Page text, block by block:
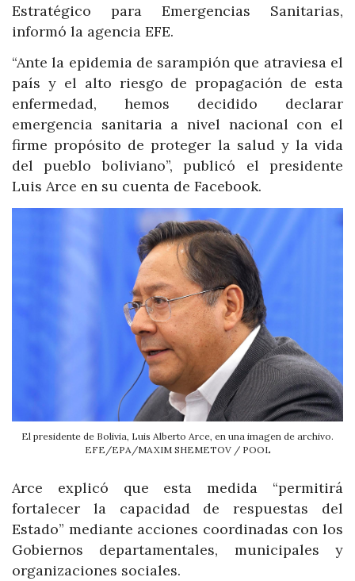
Estratégico para Emergencias Sanitarias,
informó la agencia EFE.
“Ante la epidemia de sarampión que atraviesa el
país y el alto riesgo de propagación de esta
enfermedad, hemos decidido declarar
emergencia sanitaria a nivel nacional con el
firme propósito de proteger la salud y la vida
del pueblo boliviano”, publicó el presidente
Luis Arce en su cuenta de Facebook.
El presidente de Bolivia, Luis Alberto Arce, en una imagen de archivo.
EFE/EPA/MAXIM SHEMETOV / POOL
Arce explicó que esta medida “permitirá
fortalecer la capacidad de respuestas del
Estado” mediante acciones coordinadas con los
Gobiernos departamentales, municipales y
organizaciones sociales.